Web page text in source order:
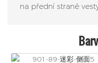
na přední straně